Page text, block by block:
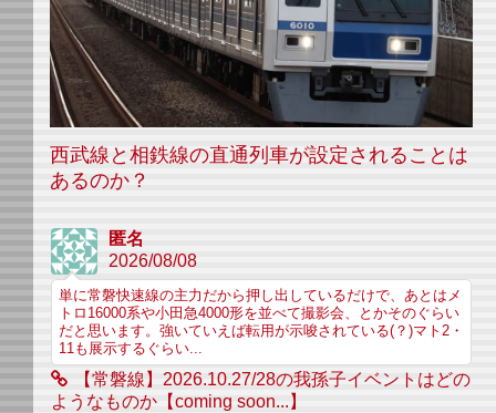
西武線と相鉄線の直通列車が設定されることは
あるのか？
匿名
2026/08/08
単に常磐快速線の主力だから押し出しているだけで、あとはメ
トロ16000系や小田急4000形を並べて撮影会、とかそのぐらい
だと思います。強いていえば転用が示唆されている(？)マト2・
11も展示するぐらい...
【常磐線】2026.10.27/28の我孫子イベントはどの
ようなものか【coming soon...】